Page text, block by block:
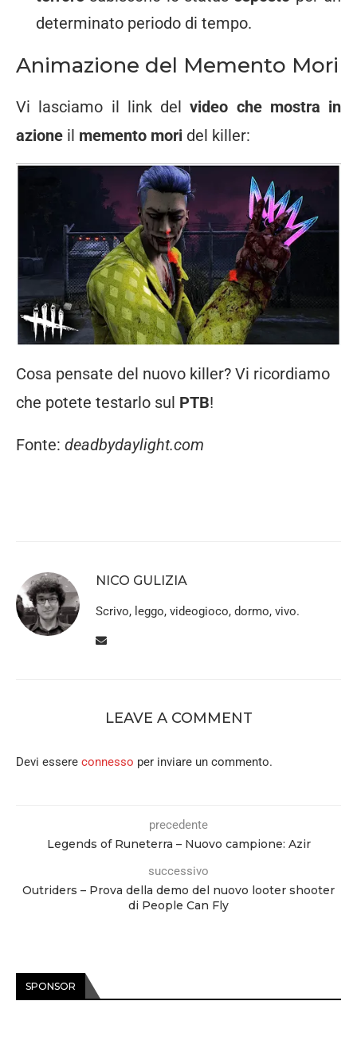
determinato periodo di tempo.
Animazione del Memento Mori
Vi lasciamo il link delvideo che mostra in
azione il memento mori del killer:
Cosa pensate del nuovo killer? Vi ricordiamo
che potete testarlo sul PTB!
Fonte: deadbydaylight.com
NICO GULIZIA
Scrivo, leggo, videogioco, dormo, vivo.
LEAVE A COMMENT
Devi essere connesso per inviare un commento.
precedente
Legends of Runeterra – Nuovo campione: Azir
successivo
Outriders – Prova della demo del nuovo looter shooter
di People Can Fly
SPONSOR